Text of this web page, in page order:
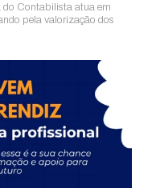
do Contabilista atua em
pela valorização dos